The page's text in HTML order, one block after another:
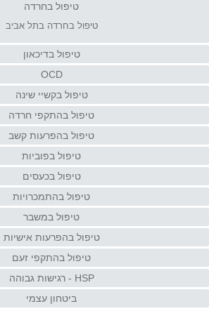
טיפול בחרדה
טיפול בחרדה בתל אביב
טיפול בדיכאון
OCD
טיפול בקשיי שינה
טיפול בהתקפי חרדה
טיפול בהפרעות קשב
טיפול בפוביות
טיפול בכעסים
טיפול בהתמכרויות
טיפול במשבר
טיפול בהפרעות אישיות
טיפול בהתקפי זעם
HSP - רגישות גבוהה
ביטחון עצמי